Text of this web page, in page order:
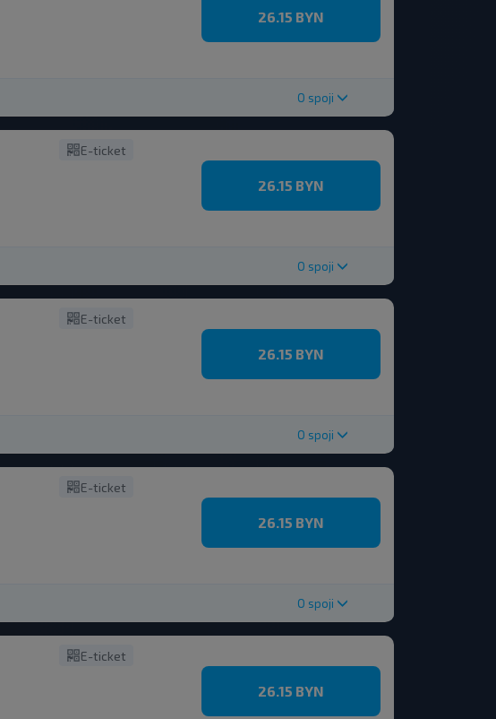
26.15 BYN
O spoji
E-ticket
26.15 BYN
O spoji
E-ticket
26.15 BYN
O spoji
E-ticket
26.15 BYN
O spoji
E-ticket
26.15 BYN